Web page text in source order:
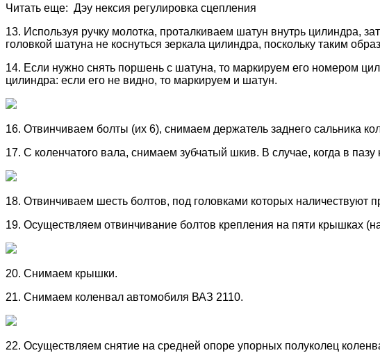
Читать еще: Дэу нексия регулировка сцепления
13. Используя ручку молотка, проталкиваем шатун внутрь цилиндра,
головкой шатуна не коснуться зеркала цилиндра, поскольку таким
14. Если нужно снять поршень с шатуна, то маркируем его номером
цилиндра: если его не видно, то маркируем и шатун.
16. Отвинчиваем болты (их 6), снимаем держатель заднего сальника
17. С коленчатого вала, снимаем зубчатый шкив. В случае, когда в
18. Отвинчиваем шесть болтов, под головками которых
19. Осуществляем отвинчивание болтов крепления на пяти крышках
20. Снимаем крышки.
21. Снимаем коленвал автомобиля ВАЗ 2110.
22. Осуществляем снятие на средней опоре упорных полуколец